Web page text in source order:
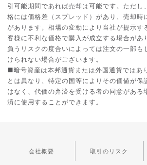
引可能期間であれば売却は可能です。ただし
格には価格差（スプレッド）があり、売却時
があります。相場の変動により当社が提示す
客様に不利な価格で購入が成立する場合があ
負うリスクの度合いによっては注文の一部も
けられない場合がございます。
■暗号資産は本邦通貨または外国通貨ではあ
とは異なり、特定の国等によりその価値が保
はなく、代価の弁済を受ける者の同意がある
済に使用することができます。
会社概要 取引のリスク